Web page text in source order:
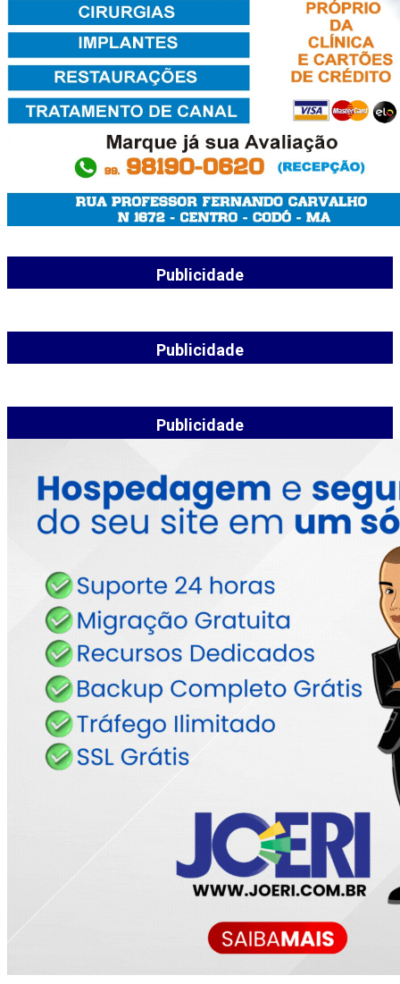
Publicidade
Publicidade
Publicidade